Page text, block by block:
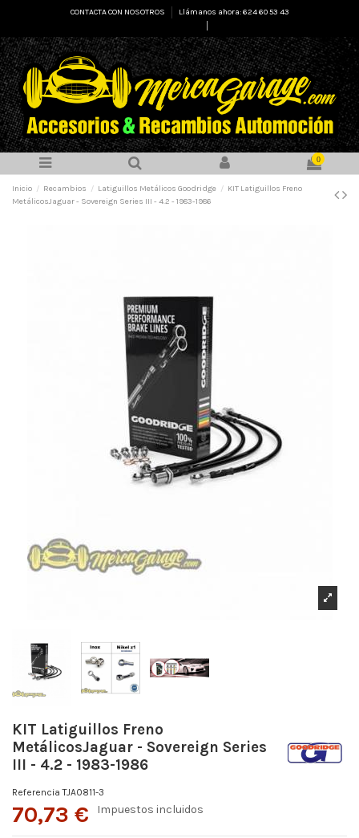
CONTACTA CON NOSOTROS
Llámanos ahora: 624 60 53 43
0
Inicio Recambios Latiguillos Metálicos Goodridge
KIT Latiguillos Freno
MetálicosJaguar - Sovereign Series III - 4.2 - 1983-1986
KIT Latiguillos Freno
MetálicosJaguar - Sovereign Series
III - 4.2 - 1983-1986
Referencia TJA0811-3
70,73 € Impuestos incluidos